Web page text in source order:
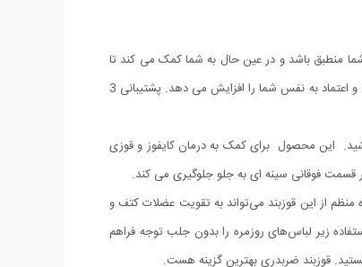
منطبق باشد و در عین حال به شما کمک می کند تا
وضعیت مناسبی داشته باشید.با کمربند حالت منحصر به فرد خود که روی شانه های شما می پیچد، به آرامی آنها را به عقب باز می کند، کمر شما را صاف می کند و اعتماد به نفس شما را افزایش می دهد. پشتیبانی 3
این محصول برای کمک به درمان کایفوز و قوزی
فوقانی سینه ای به جلو جلوگیری می کند.
منظم از این قوزبند می‌تواند به تقویت عضلات کتف و
زیر لباس‌های روزمره را بدون جلب توجه فراهم
قوزبند ضربدری بهترین گزینه هست.